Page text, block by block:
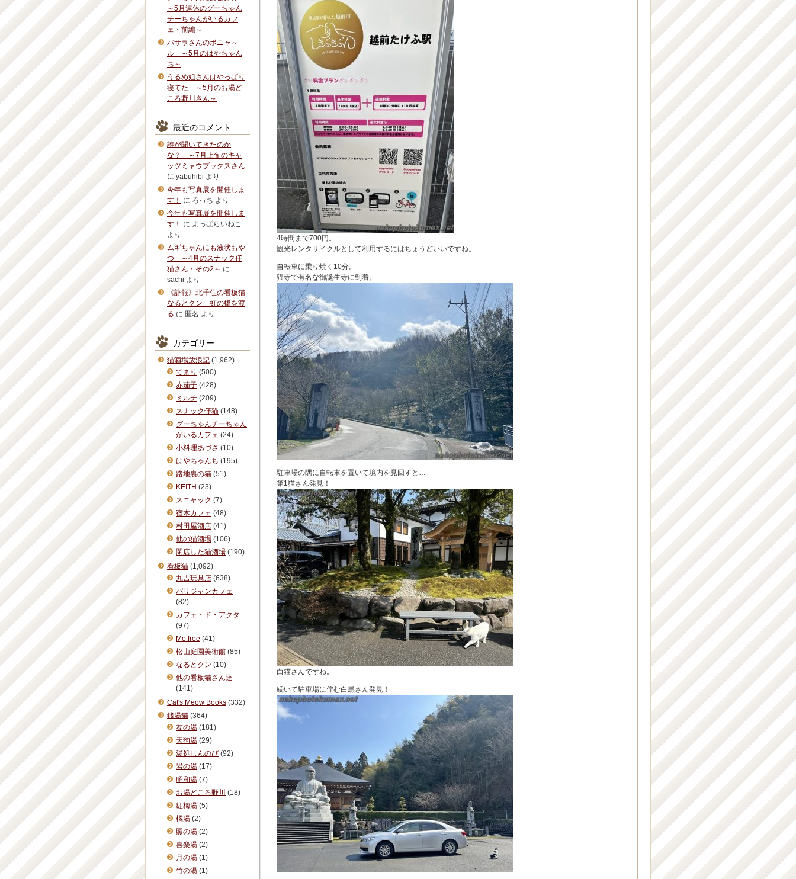
4時間まで700円。
観光レンタサイクルとして利用するにはちょうどいいですね。
自転車に乗り焼く10分。
猫寺で有名な御誕生寺に到着。
駐車場の隅に自転車を置いて境内を見回すと…
第1猫さん発見！
白猫さんですね。
続いて駐車場に佇む白黒さん発見！
～5月連休のグーちゃん
チーちゃんがいるカフ
ェ・前編～
バサラさんのボニャ～
ル ～5月のはやちゃん
ち～
うるめ姐さんはやっぱり
寝てた ～5月のお湯ど
ころ野川さん～
最近のコメント
誰が聞いてきたのか
な？ ～7月上旬のキャ
ッツミャウブックスさん
に yabuhibi より
今年も写真展を開催しま
す！
に ろっち より
今年も写真展を開催しま
す！
に よっぱらいねこ
より
ムギちゃんにも液状おや
つ ～4月のスナック仔
猫さん・その2～ に
sachi より
《訃報》北千住の看板猫
なるとクン 虹の橋を渡
る に 匿名 より
カテゴリー
猫酒場放浪記 (1,962)
てまり (500)
赤茄子 (428)
ミルチ (209)
スナック仔猫 (148)
グーちゃんチーちゃん
がいるカフェ (24)
小料理あづさ (10)
はやちゃんち (195)
路地裏の猫 (51)
KEITH (23)
スニャック (7)
宿木カフェ (48)
村田屋酒店 (41)
他の猫酒場 (106)
閉店した猫酒場 (190)
看板猫 (1,092)
丸吉玩具店 (638)
パリジャンカフェ
(82)
カフェ・ド・アクタ
(97)
Mo.free (41)
松山庭園美術館 (85)
なるとクン (10)
他の看板猫さん達
(141)
Cat's Meow Books (332)
銭湯猫 (364)
友の湯 (181)
天狗湯 (29)
湯処じんのび (92)
岩の湯 (17)
昭和湯 (7)
お湯どころ野川 (18)
紅梅湯 (5)
橘湯 (2)
照の湯 (2)
喜楽湯 (2)
月の湯 (1)
竹の湯 (1)